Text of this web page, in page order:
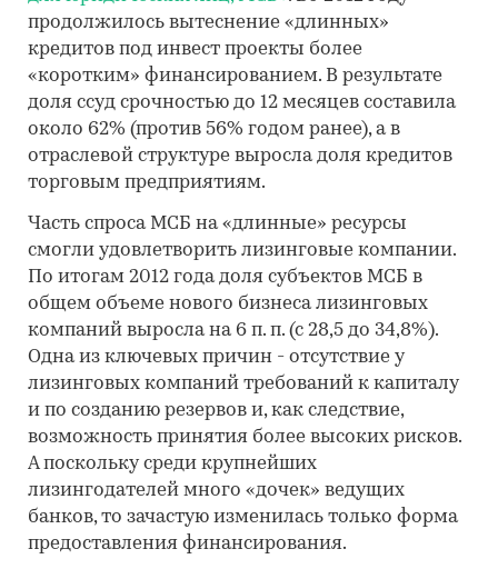
продолжилось вытеснение «длинных»
кредитов под инвест проекты более
«коротким» финансированием. В результате
доля ссуд срочностью до 12 месяцев составила
около 62% (против 56% годом ранее), а в
отраслевой структуре выросла доля кредитов
торговым предприятиям.
Часть спроса МСБ на «длинные» ресурсы
смогли удовлетворить лизинговые компании.
По итогам 2012 года доля субъектов МСБ в
общем объеме нового бизнеса лизинговых
компаний выросла на 6 п. п. (с 28,5 до 34,8%).
Одна из ключевых причин - отсутствие у
лизинговых компаний требований к капиталу
и по созданию резервов и, как следствие,
возможность принятия более высоких рисков.
А поскольку среди крупнейших
лизингодателей много «дочек» ведущих
банков, то зачастую изменилась только форма
предоставления финансирования.